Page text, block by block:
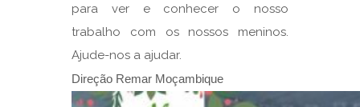
para ver e conhecer o nosso
trabalho com os nossos meninos.
Ajude-nos a ajudar.
Direção Remar Moçambique